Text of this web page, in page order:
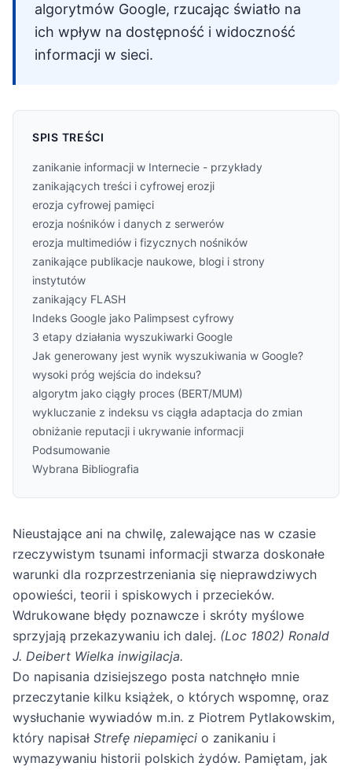
algorytmów Google, rzucając światło na
ich wpływ na dostępność i widoczność
informacji w sieci.
SPIS TREŚCI
zanikanie informacji w Internecie - przykłady
zanikających treści i cyfrowej erozji
erozja cyfrowej pamięci
erozja nośników i danych z serwerów
erozja multimediów i fizycznych nośników
zanikające publikacje naukowe, blogi i strony
instytutów
zanikający FLASH
Indeks Google jako Palimpsest cyfrowy
3 etapy działania wyszukiwarki Google
Jak generowany jest wynik wyszukiwania w Google?
wysoki próg wejścia do indeksu?
algorytm jako ciągły proces (BERT/MUM)
wykluczanie z indeksu vs ciągła adaptacja do zmian
obniżanie reputacji i ukrywanie informacji
Podsumowanie
Wybrana Bibliografia
Nieustające ani na chwilę, zalewające nas w czasie
rzeczywistym tsunami informacji stwarza doskonałe
warunki dla rozprzestrzeniania się nieprawdziwych
opowieści, teorii i spiskowych i przecieków.
Wdrukowane błędy poznawcze i skróty myślowe
sprzyjają przekazywaniu ich dalej. (Loc 1802) Ronald
J. Deibert Wielka inwigilacja.
Do napisania dzisiejszego posta natchnęło mnie
przeczytanie kilku książek, o których wspomnę, oraz
wysłuchanie wywiadów m.in. z Piotrem Pytlakowskim,
który napisał Strefę niepamięci o zanikaniu i
wymazywaniu historii polskich żydów. Pamiętam, jak